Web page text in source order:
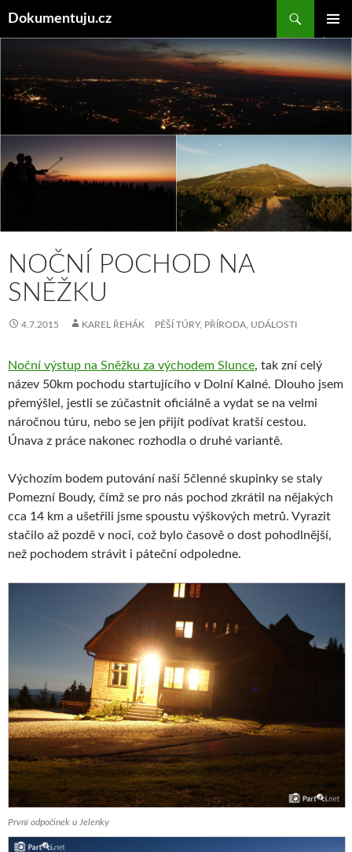
Dokumentuju.cz
MENU
OBSAHU
WEBU
NOČNÍ POCHOD NA
SNĚŽKU
4.7.2015 KAREL ŘEHÁK PĚŠÍ TÚRY, PŘÍRODA UDÁLOSTI
Noční výstup na Sněžku za východem Slunce, tak zní celý
název 50km pochodu startujícího v Dolní Kalné. Dlouho jsem
přemýšlel, jestli se zúčastnit oficiálně a vydat se na velmi
náročnou túru, nebo se jen přijít podívat kratší cestou.
Únava z práce nakonec rozhodla o druhé variantě.
Výchozím bodem putování naší 5členné skupinky se staly
Pomezní Boudy, čímž se pro nás pochod zkrátil na nějakých
cca 14 km a ušetřili jsme spoustu výškových metrů. Vyrazit
stačilo až pozdě v noci, což bylo časově o dost pohodlnější,
než pochodem strávit i páteční odpoledne.
První odpočinek u Jelenky